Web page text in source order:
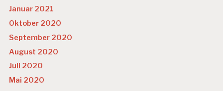
Januar 2021
Oktober 2020
September 2020
August 2020
Juli 2020
Mai 2020